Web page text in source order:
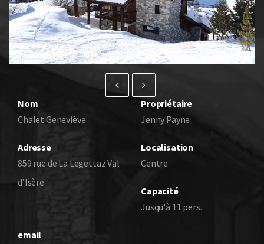
Nom
Chalet Geneviève
Propriétaire
Jenny Payne
Adresse
859 rue de La Legettaz Val
d’Isère
Localisation
Centre
Capacité
Jusqu'à 11 pers.
email